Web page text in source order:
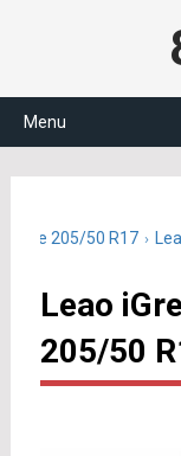
Menu
205/50 R17
Leao
205/50